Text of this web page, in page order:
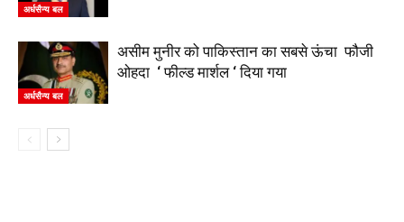
अर्धसैन्य बल
अर्धसैन्य बल
असीम मुनीर को पाकिस्तान का सबसे ऊंचा फौजी
ओहदा ‘ फील्ड मार्शल ‘ दिया गया